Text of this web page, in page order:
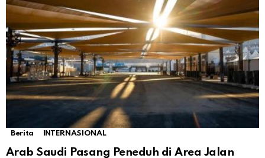
Berita INTERNASIONAL
Arab Saudi Pasang Peneduh di Area Jalan